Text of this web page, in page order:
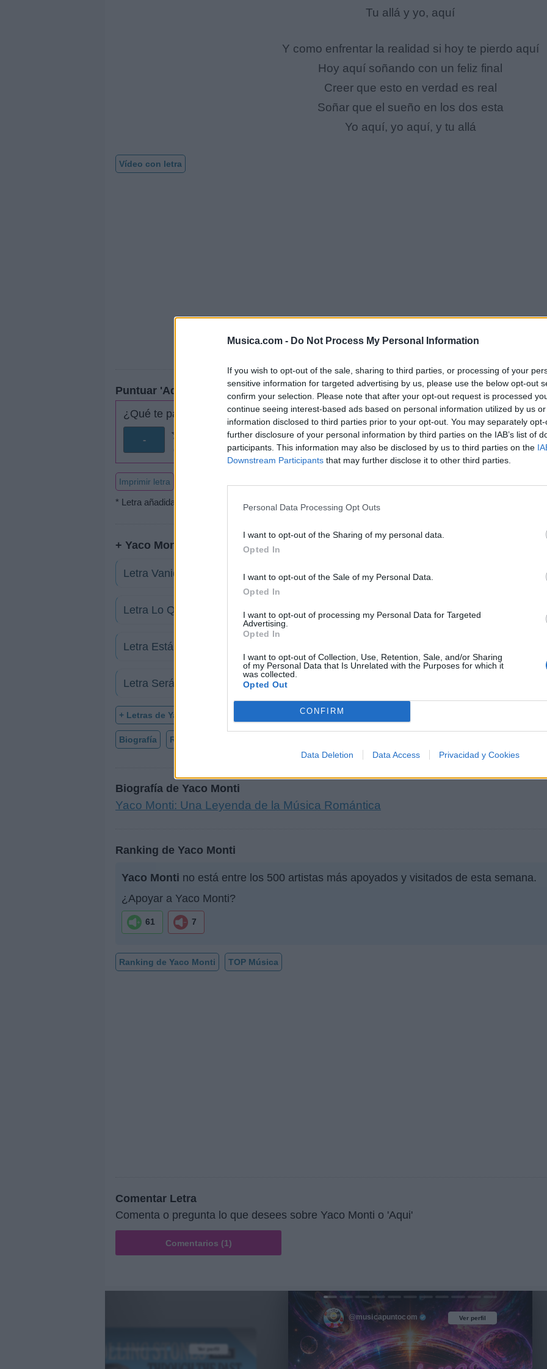
Musica.com - Do Not Process My Personal Information
If you wish to opt-out of the sale, sharing to third parties, or processing of your
sensitive information for targeted advertising by us, please use the below opt-out
confirm your selection. Please note that after your opt-out request is processed
continue seeing interest-based ads based on personal information utilized by us
information disclosed to third parties prior to your opt-out. You may separately
further disclosure of your personal information by third parties on the IAB’s list of
participants. This information may also be disclosed by us to third parties on the
Downstream Participants that may further disclose it to other third parties.
Personal Data Processing Opt Outs
I want to opt-out of the Sharing of my personal data.
Opted In
I want to opt-out of the Sale of my Personal Data.
Opted In
I want to opt-out of processing my Personal Data for Targeted
Advertising.
Opted In
I want to opt-out of Collection, Use, Retention, Sale, and/or Sharing
of my Personal Data that Is Unrelated with the Purposes for which it
was collected.
Opted Out
CONFIRM
Data Deletion Data Access Privacidad y Cookies
Tu allá y yo, aquí
Y como enfrentar la realidad si hoy te pierdo aquí
Hoy aquí soñando con un feliz final
Creer que esto en verdad es real
Soñar que el sueño en los dos esta
Yo aquí, yo aquí, y tu allá
Vídeo con letra
Puntuar 'Aqui'
¿Qué te parece esta canción?
-
Imprimir letra
* Letra añadida por
+ Yaco Monti
Letra Vanidad Letra Volveré a San Luis
Letra Lo Que Te Queda Letra Siempre te recordaré
Letra Está dormida
Letra Será la última vez
+ Letras de Yaco Monti
Biografía Ranking
Biografía de Yaco Monti
Yaco Monti: Una Leyenda de la Música Romántica
Ranking de Yaco Monti
Yaco Monti no está entre los 500 artistas más apoyados y visitados de esta semana.
¿Apoyar a Yaco Monti?
61 7
Ranking de Yaco Monti TOP Música
Comentar Letra
Comenta o pregunta lo que desees sobre Yaco Monti o 'Aqui'
Comentarios (1)
Ver perfil
@musicapuntocom Ver perfil